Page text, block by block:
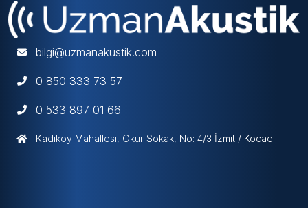
bilgi@uzmanakustik.com
0 850 333 73 57
0 533 897 01 66
Kadıköy Mahallesi, Okur Sokak, No: 4/3 İzmit / Kocaeli